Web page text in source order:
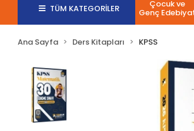
TÜM KATEGORİLER Çocuk ve
Genç
Ana Sayfa Ders Kitapları KPSS